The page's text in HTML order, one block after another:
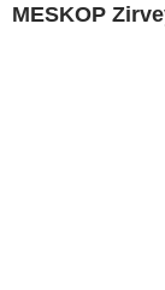
MESKOP